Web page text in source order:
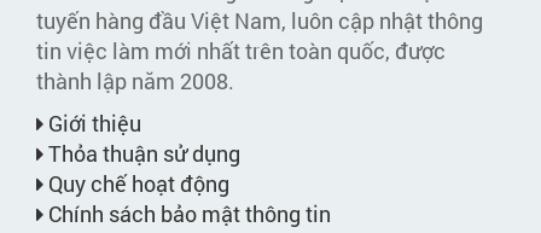
tuyến hàng đầu Việt Nam, luôn cập nhật thông
tin việc làm mới nhất trên toàn quốc, được
thành lập năm 2008.
Giới thiệu
Thỏa thuận sử dụng
Quy chế hoạt động
Chính sách bảo mật thông tin